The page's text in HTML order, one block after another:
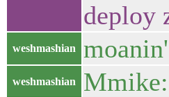
deploy
weshmashian moanin'
weshmashian